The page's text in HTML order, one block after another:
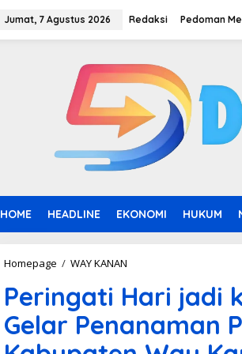
Jumat, 7 Agustus 2026 Redaksi Pedoman
HOME HEADLINE EKONOMI HUKUM
Homepage / WAY KANAN
r
n
g
a
Peringati Hari jadi
Gelar Penanaman